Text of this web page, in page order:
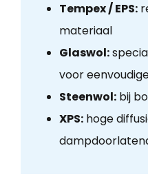
Tempex / EPS:
materiaal
Glaswol:
voor
Steenwol:bij
XPS:hoge